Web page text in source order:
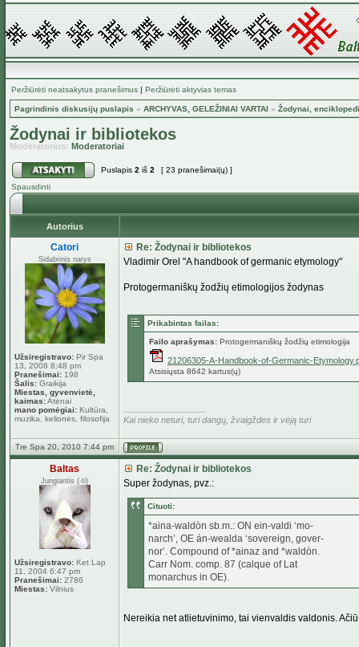
Peržiūrėti neatsakytus pranešimus | Peržiūrėti aktyvias temas
Pagrindinis diskusijų puslapis » ARCHYVAS, GELEŽINIAI VARTAI » Žodynai,
Žodynai ir bibliotekos
Moderatorius: Moderatoriai
Puslapis 2 iš 2
[ 23 pranešimai(ų) ]
Spausdinti
Autorius
Catori
Sidabrinis narys
Užsiregistravo: Pir Spa
13, 2008 8:48 pm
Pranešimai: 198
Šalis: Graikija
Miestas, gyvenvietė,
kaimas:Atėnai
mano pomėgiai: Kultūra,
muzika, kelionės, filosofija
Re: Žodynai ir bibliotekos
Vladimir Orel "A handbook of germanic etymology"
Protogermaniškų žodžių etimologijos žodynas
Prikabintas failas:
Failo aprašymas: Protogermaniškų žodžių etimologija
21206305-A-Handbook-of-Germanic-
Atsisiųsta 8642 kartus(ų)
Kai nieko neturi, turi dangų, žvaigždes ir vėją turi
Tre Spa 20, 2010 7:44 pm
Baltas
Jungiantis (-ti)
Užsiregistravo: Ket Lap
11, 2004 6:47 pm
Pranešimai: 2786
Miestas: Vilnius
Re: Žodynai ir bibliotekos
Super žodynas, pvz.:
Cituoti:
*aina-waldòn sb.m.: ON ein-valdi ‘mo-
narch’, OE án-wealda ‘sovereign, gover-
nor’. Compound of *ainaz and *waldòn.
Carr Nom. comp. 87 (calque of Lat
monarchus in OE).
Nereikia net atlietuvinimo, tai vienvaldis valdonis.